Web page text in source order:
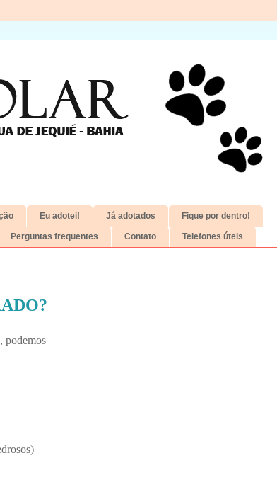
Eu adotei! Já adotados Fique por dentro!
Perguntas frequentes Contato Telefones úteis
podemos